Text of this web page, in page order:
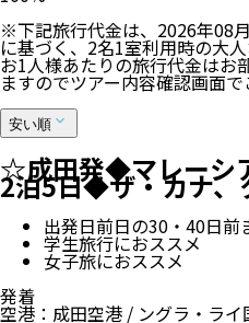
※下記旅行代金は、 2026年08
に基づく、2名1室利用時の大
お1人様あたりの旅行代金はお
ますのでツアー内容確認画面
安い順
☆成田発◆マレーシ
2泊5日◆ザ・カナ、
出発日前日の30・40日前
学生旅行におススメ
女子旅におススメ
発着
空港 ： 成田空港 / ングラ・ラ